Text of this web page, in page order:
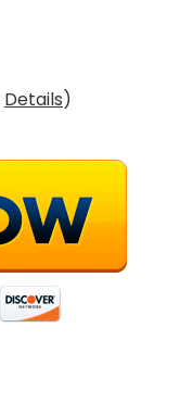
Details)